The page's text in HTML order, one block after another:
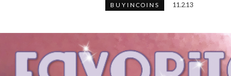
BUYINCOINS 11.2.13